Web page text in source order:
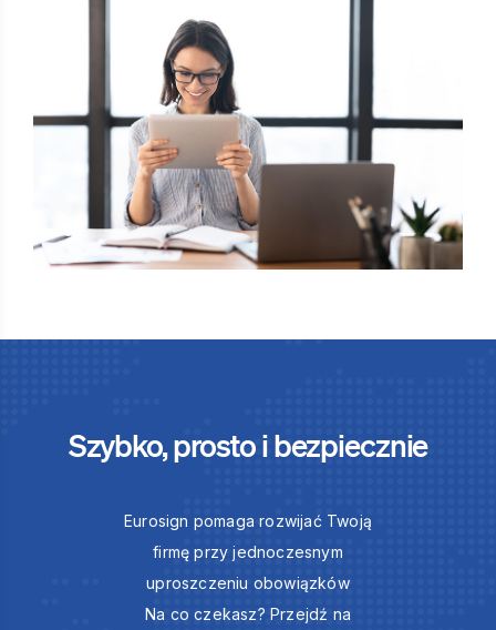
Szybko, prosto i bezpiecznie
Eurosign pomaga rozwijać Twoją
firmę przy jednoczesnym
uproszczeniu obowiązków
Na co czekasz? Przejdź na